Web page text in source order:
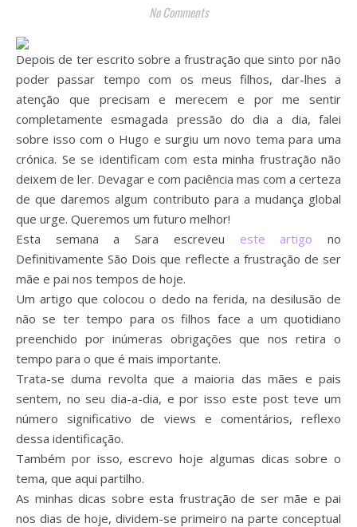
No Comments
Depois de ter escrito sobre a frustração que sinto por não
poder passar tempo com os meus filhos, dar-lhes a
atenção que precisam e merecem e por me sentir
completamente esmagada pressão do dia a dia, falei
sobre isso com o Hugo e surgiu um novo tema para uma
crónica. Se se identificam com esta minha frustração não
deixem de ler. Devagar e com paciência mas com a certeza
de que daremos algum contributo para a mudança global
que urge. Queremos um futuro melhor!
Esta semana a Sara escreveu este artigo no
Definitivamente São Dois que reflecte a frustração de ser
mãe e pai nos tempos de hoje.
Um artigo que colocou o dedo na ferida, na desilusão de
não se ter tempo para os filhos face a um quotidiano
preenchido por inúmeras obrigações que nos retira o
tempo para o que é mais importante.
Trata-se duma revolta que a maioria das mães e pais
sentem, no seu dia-a-dia, e por isso este post teve um
número significativo de views e comentários, reflexo
dessa identificação.
Também por isso, escrevo hoje algumas dicas sobre o
tema, que aqui partilho.
As minhas dicas sobre esta frustração de ser mãe e pai
nos dias de hoje, dividem-se primeiro na parte conceptual